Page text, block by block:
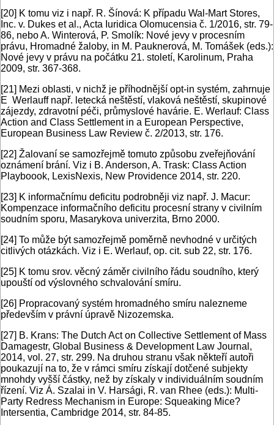
[20] K tomu viz i např. R. Šínová: K případu Wal-Mart Stores,
Inc. v. Dukes et al., Acta Iuridica Olomucensia č. 1/2016, str. 79-
86, nebo A. Winterová, P. Smolík: Nové jevy v procesním
právu, Hromadné žaloby, in M. Pauknerová, M. Tomášek (eds.):
Nové jevy v právu na počátku 21. století, Karolinum, Praha
2009, str. 367-368.
[21] Mezi oblasti, v nichž je příhodnější opt-in systém, zahrnuje
E Werlauff např. letecká neštěstí, vlaková neštěstí, skupinové
zájezdy, zdravotní péči, průmyslové havárie. E. Werlauf: Class
Action and Class Settlement in a European Perspective,
European Business Law Review č. 2/2013, str. 176.
[22] Žalovaní se samozřejmě tomuto způsobu zveřejňování
oznámení brání. Viz i B. Anderson, A. Trask: Class Action
Playboook, LexisNexis, New Providence 2014, str. 220.
[23] K informačnímu deficitu podrobněji viz např. J. Macur:
Kompenzace informačního deficitu procesní strany v civilním
soudním sporu, Masarykova univerzita, Brno 2000.
[24] To může být samozřejmě poměrně nevhodné v určitých
citlivých otázkách. Viz i E. Werlauf, op. cit. sub 22, str. 176.
[25] K tomu srov. věcný záměr civilního řádu soudního, který
upouští od výslovného schvalování smíru.
[26] Propracovaný systém hromadného smíru nalezneme
především v právní úpravě Nizozemska.
[27] B. Krans: The Dutch Act on Collective Settlement of Mass
Damagestr, Global Business & Development Law Journal,
2014, vol. 27, str. 299. Na druhou stranu však někteří autoři
poukazují na to, že v rámci smíru získají dotčené subjekty
mnohdy vyšší částky, než by získaly v individuálním soudním
řízení. Viz Á. Szalai in V. Harsági, R. van Rhee (eds.): Multi-
Party Redress Mechanism in Europe: Squeaking Mice?
Intersentia, Cambridge 2014, str. 84-85.